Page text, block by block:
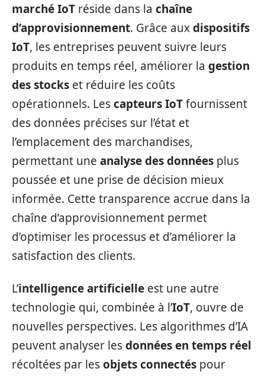
marché IoT réside dans la chaîne
d’approvisionnement. Grâce auxdispositifs
IoT, les entreprises peuvent suivre leurs
produits en temps réel, améliorer la gestion
des stocks et réduire les coûts
opérationnels. Lescapteurs IoTfournissent
des données précises sur l’état et
l’emplacement des marchandises,
permettant une analyse des données plus
poussée et une prise de décision mieux
informée. Cette transparence accrue dans la
chaîne d’approvisionnement permet
d’optimiser les processus et d’améliorer la
satisfaction des clients.
L’intelligence artificielle est une autre
technologie qui, combinée à l’IoT, ouvre de
nouvelles perspectives. Les algorithmes d’IA
peuvent analyser lesdonnées en temps réel
récoltées par lesobjets connectés pour